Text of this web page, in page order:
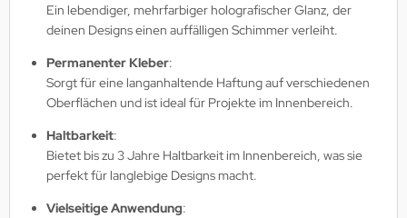
Ein lebendiger, mehrfarbiger holografischer Glanz, der
deinen Designs einen auffälligen Schimmer verleiht.
Permanenter Kleber:
Sorgt für eine langanhaltende Haftung auf verschiedenen
Oberflächen und ist ideal für Projekte im Innenbereich.
Haltbarkeit:
Bietet bis zu 3 Jahre Haltbarkeit im Innenbereich, was sie
perfekt für langlebige Designs macht.
Vielseitige Anwendung: